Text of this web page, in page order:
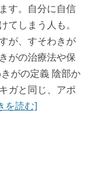
す。自分に自信
てしまう人も。
が、すそわきが
がの治療法や保
がの定義 陰部か
ガと同じ、アポ
を読む]